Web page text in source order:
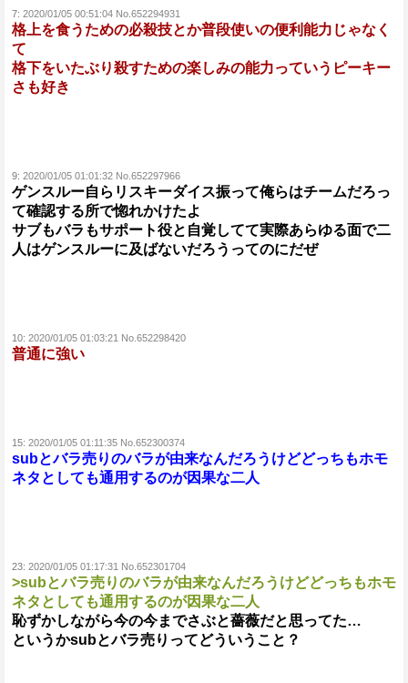
7: 2020/01/05 00:51:04 No.652294931
格上を食うための必殺技とか普段使いの便利能力じゃなく
て
格下をいたぶり殺すための楽しみの能力っていうピーキー
さも好き
9: 2020/01/05 01:01:32 No.652297966
ゲンスルー自らリスキーダイス振って俺らはチームだろっ
て確認する所で惚れかけたよ
サブもバラもサポート役と自覚してて実際あらゆる面で二
人はゲンスルーに及ばないだろうってのにだぜ
10: 2020/01/05 01:03:21 No.652298420
普通に強い
15: 2020/01/05 01:11:35 No.652300374
subとバラ売りのバラが由来なんだろうけどどっちもホモ
ネタとしても通用するのが因果な二人
23: 2020/01/05 01:17:31 No.652301704
>subとバラ売りのバラが由来なんだろうけどどっちもホモ
ネタとしても通用するのが因果な二人
恥ずかしながら今の今までさぶと薔薇だと思ってた…
というかsubとバラ売りってどういうこと？